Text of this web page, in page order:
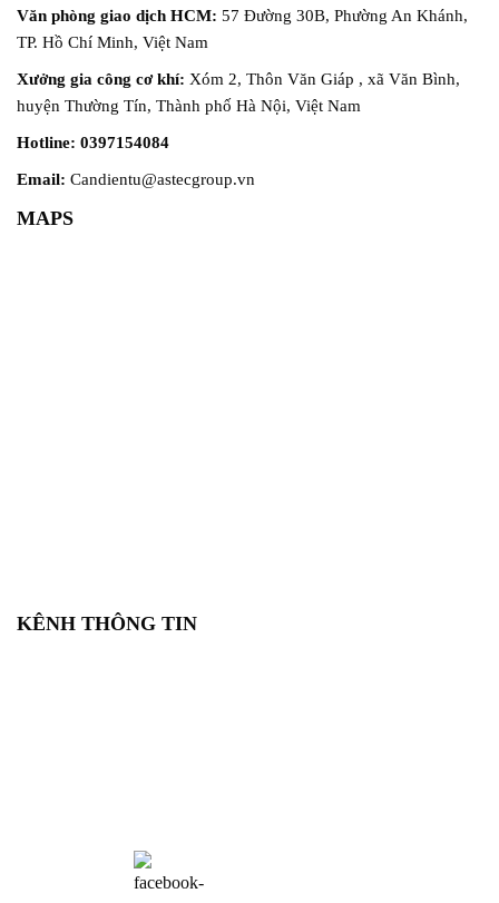
Văn phòng giao dịch HCM: 57 Đường 30B, Phường An Khánh,
TP. Hồ Chí Minh, Việt Nam
Xưởng gia công cơ khí: Xóm 2, Thôn Văn Giáp , xã Văn Bình,
huyện Thường Tín, Thành phố Hà Nội, Việt Nam
Hotline: 0397154084
Email: Candientu@astecgroup.vn
MAPS
KÊNH THÔNG TIN